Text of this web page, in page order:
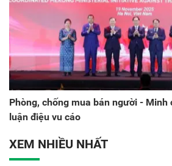
Phòng, chống mua bán người - Minh
luận điệu vu cáo
XEM NHIỀU NHẤT